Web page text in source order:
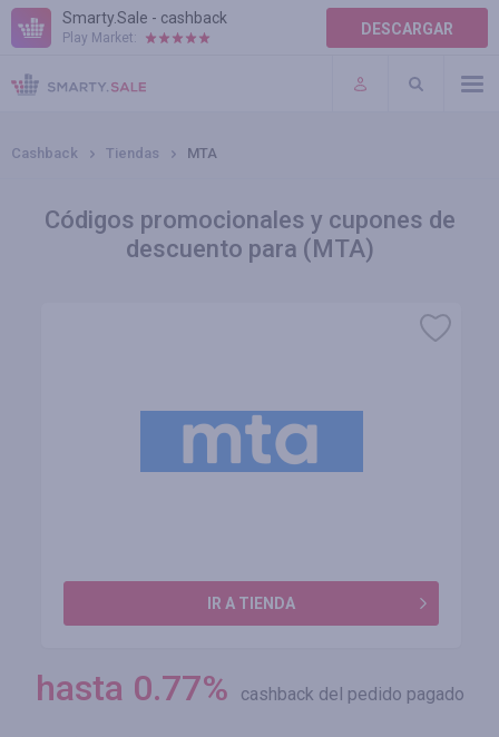
Smarty.Sale - cashback
Play Market: DESCARGAR
AYUDA
TÉRMINOS DE USO
Cashback Tiendas МТА
Códigos promocionales y cupones de
descuento para (МТА)
IR A TIENDA
hasta 0.77% cashback del pedido pagado